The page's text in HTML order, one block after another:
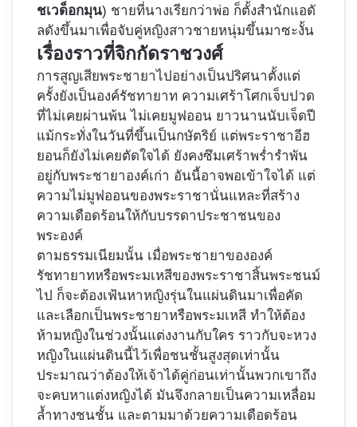
ชเวด็อกมุน) ชายที่นางเรียกว่าพ่อ ก็ตั้งสำนักแอดั
ลดังขึ้นมาเพื่อจับคู่หญิงสาวชายหนุ่มขึ้นมาซะงั้น
เรื่องราวที่จิกกัดราชวงศ์
การสูญเสียพระชายาไปอย่างเป็นปริศนาตั้งแต่
ครั้งยังเป็นองค์รัชทายาท ความเศร้าโศกเจ็บปวด
ที่ไม่เคยผ่านพ้น ไม่เคยมูฟออน ยาวนานนับเจ็ดปี
แม้กระทั่งในวันที่ขึ้นเป็นกษัตริย์ แต่พระราชาอีฮ
ยอนก็ยังไม่เคยตัดใจได้ ยังคงซึมเศร้าพร่ำรำพัน
อยู่กับพระชายาองค์เก่า อันนี้อาจพอเข้าใจได้ แต่
ความไม่มูฟออนของพระราชานั่นแหละที่สร้าง
ความเดือดร้อนให้กับบรรดาประชาชนของ
พระองค์
ตามธรรมเนียมนั้น เมื่อพระชายาขององค์
รัชทายาทหรือพระมเหสีของพระราชาสิ้นพระชนม์
ไป ก็จะต้องเฟ้นหาหญิงรุ่นในแผ่นดินมาเพื่อคัด
และเลือกเป็นพระชายาหรือพระมเหสี ทำให้ต้อง
ห้ามหญิงในช่วงนั้นแต่งงานกับใคร ราวกับจะหวง
หญิงในแผ่นดินนี้ไว้เพื่อชนชั้นสูงสุดเท่านั้น
ประมาณว่าต้องให้เจ้าได้คู่ก่อนเท่านั้นพวกเขาถึง
จะคบหาแต่งหญิงได้ มันจึงกลายเป็นความเหลื่อม
ล้ำทางชนชั้น และตามมาด้วยความเดือดร้อน